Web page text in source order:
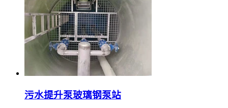
污水提升泵玻璃钢泵站